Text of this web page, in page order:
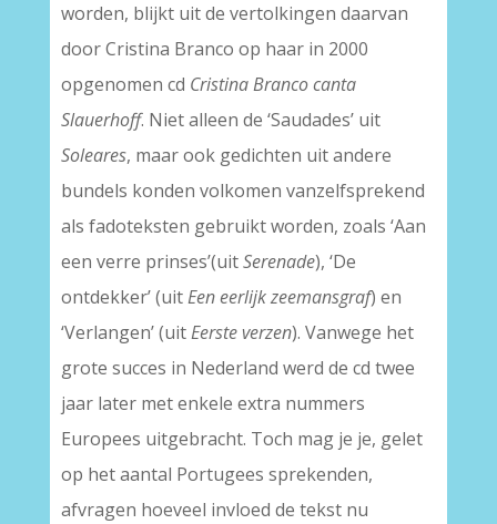
worden, blijkt uit de vertolkingen daarvan
door Cristina Branco op haar in 2000
opgenomen cd Cristina Branco canta
Slauerhoff. Niet alleen de ‘Saudades’ uit
Soleares, maar ook gedichten uit andere
bundels konden volkomen vanzelfsprekend
als fadoteksten gebruikt worden, zoals ‘Aan
een verre prinses’(uitSerenade), ‘De
ontdekker’ (uitEen eerlijk zeemansgraf) en
‘Verlangen’ (uitEerste verzen). Vanwege het
grote succes in Nederland werd de cd twee
jaar later met enkele extra nummers
Europees uitgebracht. Toch mag je je, gelet
op het aantal Portugees sprekenden,
afvragen hoeveel invloed de tekst nu